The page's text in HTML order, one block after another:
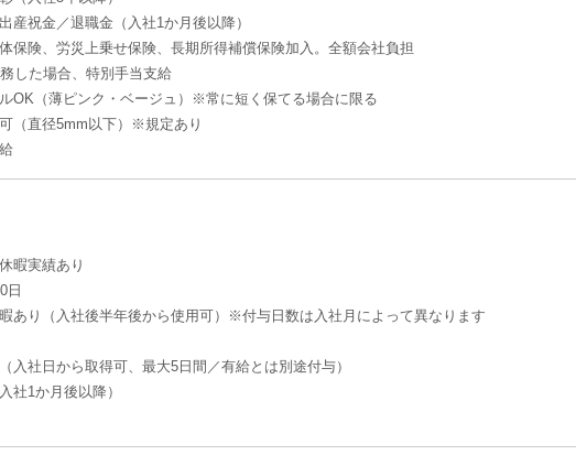
産祝金／退職金（入社1か月後以降）
保険、労災上乗せ保険、長期所得補償保険加入。全額会社負担
した場合、特別手当支給
OK（薄ピンク・ベージュ）※常に短く保てる場合に限る
（直径5mm以下）※規定あり
暇実績あり
日
あり（入社後半年後から使用可）※付与日数は入社月によって異なります
入社日から取得可、最大5日間／有給とは別途付与）
社1か月後以降）